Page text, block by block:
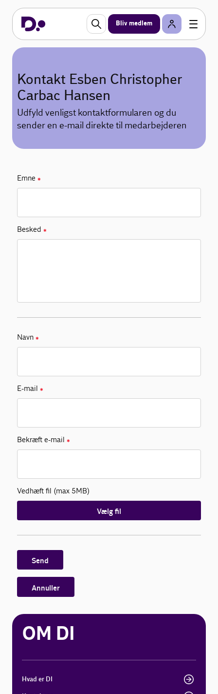
Bliv medlem
Kontakt Esben Christopher
Carbac Hansen
Udfyld venligst kontaktformularen og du
sender en e-mail direkte til medarbejderen
Emne ✱
Besked ✱
Navn ✱
E-mail ✱
Bekræft e-mail ✱
Vedhæft fil (max 5MB)
Vælg fil
Send
Annuller
OM DI
Hvad er DI